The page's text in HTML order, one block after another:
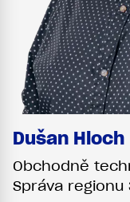
Dušan Hloch
Obchodně
Správa regionu